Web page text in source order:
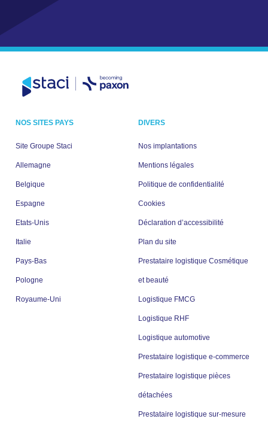
NOS SITES PAYS
Site Groupe Staci
Allemagne
Belgique
Espagne
Etats-Unis
Italie
Pays-Bas
Pologne
Royaume-Uni
DIVERS
Nos implantations
Mentions légales
Politique de confidentialité
Cookies
Déclaration d’accessibilité
Plan du site
Prestataire logistique Cosmétique
et beauté
Logistique FMCG
Logistique RHF
Logistique automotive
Prestataire logistique e-commerce
Prestataire logistique pièces
détachées
Prestataire logistique sur-mesure